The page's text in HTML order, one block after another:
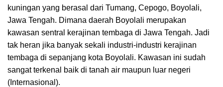
kuningan yang berasal dari Tumang, Cepogo, Boyolali,
Jawa Tengah. Dimana daerah Boyolali merupakan
kawasan sentral kerajinan tembaga di Jawa Tengah. Jadi
tak heran jika banyak sekali industri-industri kerajinan
tembaga di sepanjang kota Boyolali. Kawasan ini sudah
sangat terkenal baik di tanah air maupun luar negeri
(Internasional).